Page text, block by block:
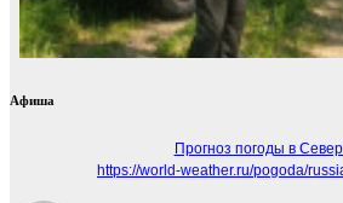
Афиша
Прогноз погоды в
https://world-weather.ru/pogoda/